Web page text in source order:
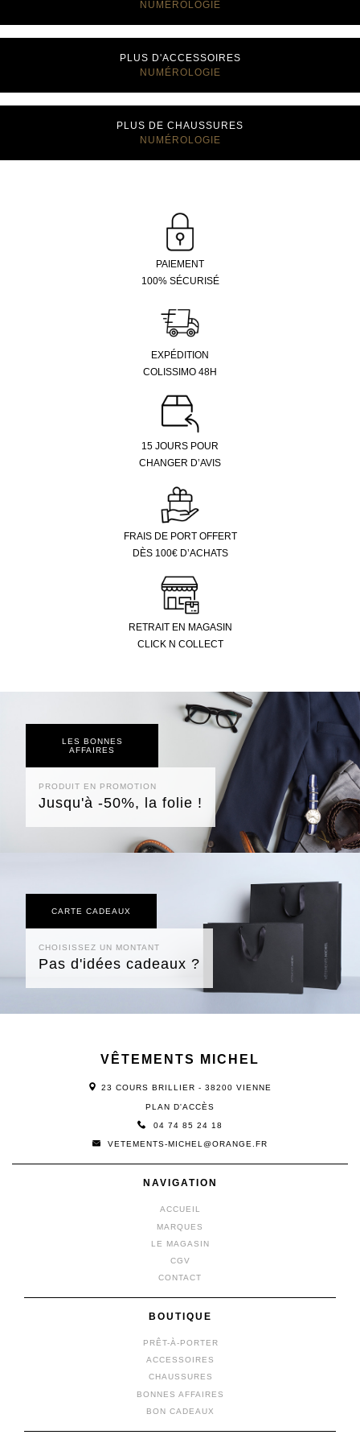
NUMÉROLOGIE
PLUS D'ACCESSOIRES
NUMÉROLOGIE
PLUS DE CHAUSSURES
NUMÉROLOGIE
PAIEMENT
100% SÉCURISÉ
EXPÉDITION
COLISSIMO 48H
15 JOURS POUR
CHANGER D’AVIS
FRAIS DE PORT OFFERT
DÈS 100€ D’ACHATS
RETRAIT EN MAGASIN
CLICK N COLLECT
LES BONNES
AFFAIRES
PRODUIT EN PROMOTION
Jusqu'à -50%, la folie !
CARTE CADEAUX
CHOISISSEZ UN MONTANT
Pas d'idées cadeaux ?
VÊTEMENTS MICHEL
23 COURS BRILLIER - 38200 VIENNE
PLAN D'ACCÈS
04 74 85 24 18
VETEMENTS-MICHEL@ORANGE.FR
NAVIGATION
ACCUEIL
MARQUES
LE MAGASIN
CGV
CONTACT
BOUTIQUE
PRÊT-À-PORTER
ACCESSOIRES
CHAUSSURES
BONNES AFFAIRES
BON CADEAUX